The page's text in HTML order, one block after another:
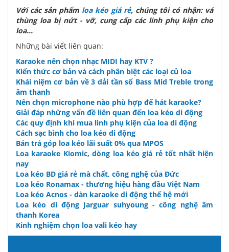
Với các sản phẩm loa kéo giá rẻ, chúng tôi có nhận: vá
thùng loa bị nứt - vỡ, cung cấp các linh phụ kiện cho
loa...
Những bài viết liên quan:
Karaoke nên chọn nhạc MIDI hay KTV ?
Kiến thức cơ bản và cách phân biệt các loại củ loa
Khái niệm cơ bản về 3 dải tần số Bass Mid Treble trong
âm thanh
Nên chọn microphone nào phù hợp để hát karaoke?
Giải đáp những vấn đề liên quan đến loa kéo di động
Các quy định khi mua linh phụ kiện của loa di động
Cách sạc bình cho loa kéo di động
Bán trả góp loa kéo lãi suất 0% qua MPOS
Loa karaoke Kiomic, dòng loa kéo giá rẻ tốt nhất hiện
nay
Loa kéo BD giá rẻ mà chất, công nghệ của Đức
Loa kéo Ronamax - thương hiệu hàng đầu Việt Nam
Loa kéo Acnos - dàn karaoke di động thế hệ mới
Loa kéo di động Jarguar suhyoung - công nghệ âm
thanh Korea
Kinh nghiệm chọn loa vali kéo hay